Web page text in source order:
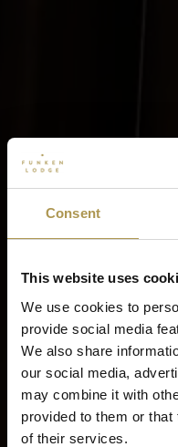
Consent
This website uses
We use cookies to
provide social media
We also share
our social media,
may combine it with
provided to them or
of their services.